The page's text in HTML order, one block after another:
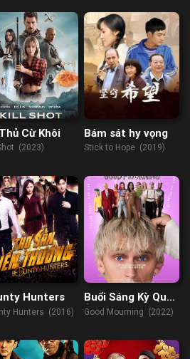
Cừ Khôi
(2023)
Bám sát hy vọng
Stick to Hope (2019)
Hunters
Hunters (2016)
Buổi Sáng Kỳ Quặc
Ở Tây Hollywood
Good Mourning (2022)